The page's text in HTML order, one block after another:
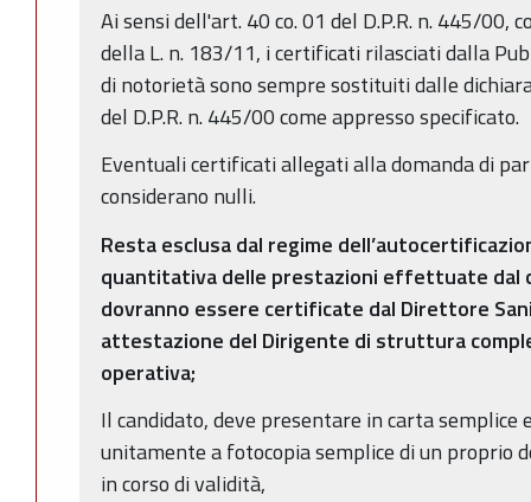
Ai sensi dell'art. 40 co. 01 del D.P.R. n. 445/00,
della L. n. 183/11, i certificati rilasciati dalla
di notorietà sono sempre sostituiti dalle
del D.P.R. n. 445/00 come appresso specificato.
Eventuali certificati allegati alla domanda di
considerano nulli.
Resta esclusa dal regime
quantitativa delle prestazioni effettuate dal
dovranno essere certificate dal Direttore
attestazione del Dirigente di struttura
operativa;
Il candidato, deve presentare in carta
unitamente a fotocopia semplice di un proprio
in corso di validità,